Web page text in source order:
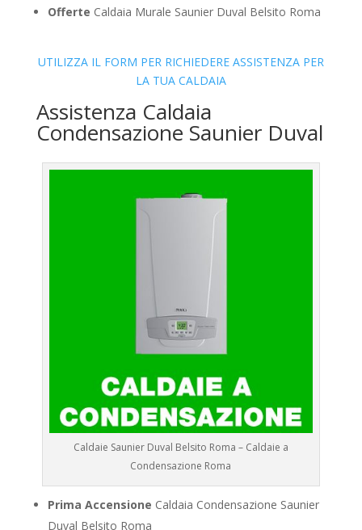
Offerte Caldaia Murale Saunier Duval Belsito Roma
UTILIZZA IL FORM PER RICHIEDERE ASSISTENZA PER
LA TUA CALDAIA
Assistenza Caldaia
Condensazione Saunier Duval
Caldaie Saunier Duval Belsito Roma – Caldaie a
Condensazione Roma
Prima Accensione Caldaia Condensazione Saunier
Duval Belsito Roma